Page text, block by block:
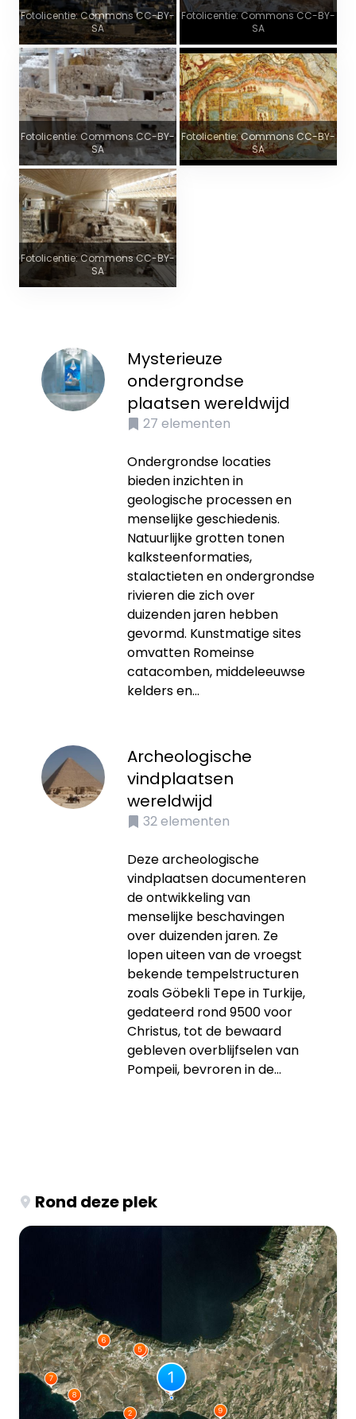
Fotolicentie: Commons CC-BY-
SA
Fotolicentie: Commons CC-BY-
SA
Fotolicentie: Commons CC-BY-
SA
Fotolicentie: Commons CC-BY-
SA
Fotolicentie: Commons CC-BY-
SA
Mysterieuze
ondergrondse
plaatsen wereldwijd
27 elementen
Ondergrondse locaties
bieden inzichten in
geologische processen en
menselijke geschiedenis.
Natuurlijke grotten tonen
kalksteenformaties,
stalactieten en ondergrondse
rivieren die zich over
duizenden jaren hebben
gevormd. Kunstmatige sites
omvatten Romeinse
catacomben, middeleeuwse
kelders en...
Archeologische
vindplaatsen
wereldwijd
32elementen
Deze archeologische
vindplaatsen documenteren
de ontwikkeling van
menselijke beschavingen
over duizenden jaren. Ze
lopen uiteen van de vroegst
bekende tempelstructuren
zoals Göbekli Tepe in Turkije,
gedateerd rond 9500 voor
Christus, tot de bewaard
gebleven overblijfselen van
Pompeii, bevroren in de...
Rond deze plek